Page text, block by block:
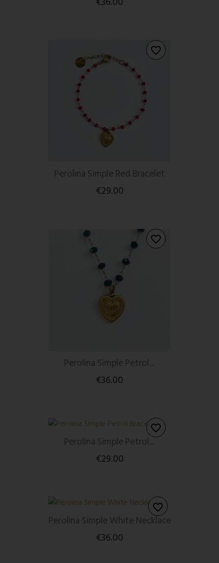
Perolina Simple Red Bracelet
€29.00
favorite_border
Perolina Simple Petrol...
€36.00
favorite_border
Perolina Simple Petrol...
€29.00
favorite_border
Perolina Simple White Necklace
€36.00
favorite_border